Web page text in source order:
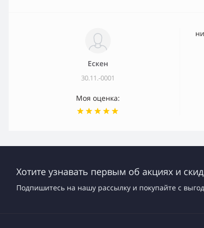
Ескен
30.11.-0001
Моя оценка:
Хотите узнавать первым об акциях и
Подпишитесь на нашу рассылку и покупайте с